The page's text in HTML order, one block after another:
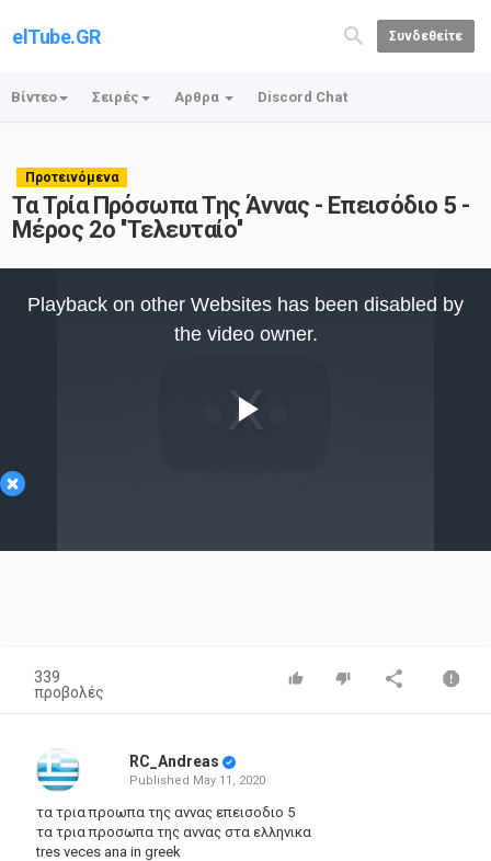
elTube.GR Συνδεθείτε
Βίντεο Σειρές Αρθρα Discord Chat
Προτεινόμενα
Τα Τρία Πρόσωπα Της Άννας - Επεισόδιο 5 -
Μέρος 2ο ''Τελευταίο''
×
Video
Playback on other Websites has been disabled by
the video owner.
339
προβολές
RC_Andreas
Published May 11, 2020
τα τρια προωπα της αννας επεισοδιο 5
τα τρια προσωπα της αννας στα ελληνικα
tres veces ana in greek